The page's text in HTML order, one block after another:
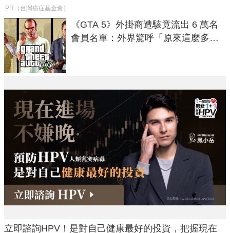
PR（台灣癌症基金會）
《GTA 5》外掛商遭駭竟流出 6 萬名
會員名單：外界驚呼「原來這麼多人
立即諮詢HPV！是對自己健康最好的投資，把握現在